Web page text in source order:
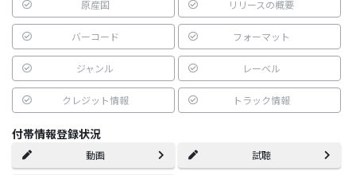
原産国 リリースの概要
バーコード フォーマット
ジャンル レーベル
クレジット情報 トラック情報
付帯情報登録状況
動画 試聴